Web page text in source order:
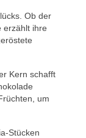
Ob der
erzählt ihre
Kern schafft
um
Stücken